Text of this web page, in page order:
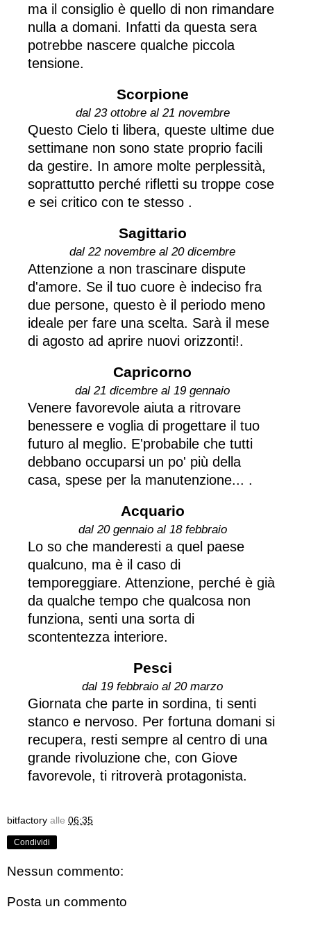
ma il consiglio è quello di non rimandare
nulla a domani. Infatti da questa sera
potrebbe nascere qualche piccola
tensione.
Scorpione
dal 23 ottobre al 21 novembre
Questo Cielo ti libera, queste ultime due
settimane non sono state proprio facili
da gestire. In amore molte perplessità,
soprattutto perché rifletti su troppe cose
e sei critico con te stesso .
Sagittario
dal 22 novembre al 20 dicembre
Attenzione a non trascinare dispute
d'amore. Se il tuo cuore è indeciso fra
due persone, questo è il periodo meno
ideale per fare una scelta. Sarà il mese
di agosto ad aprire nuovi orizzonti!.
Capricorno
dal 21 dicembre al 19 gennaio
Venere favorevole aiuta a ritrovare
benessere e voglia di progettare il tuo
futuro al meglio. E'probabile che tutti
debbano occuparsi un po' più della
casa, spese per la manutenzione... .
Acquario
dal 20 gennaio al 18 febbraio
Lo so che manderesti a quel paese
qualcuno, ma è il caso di
temporeggiare. Attenzione, perché è già
da qualche tempo che qualcosa non
funziona, senti una sorta di
scontentezza interiore.
Pesci
dal 19 febbraio al 20 marzo
Giornata che parte in sordina, ti senti
stanco e nervoso. Per fortuna domani si
recupera, resti sempre al centro di una
grande rivoluzione che, con Giove
favorevole, ti ritroverà protagonista.
bitfactory alle 06:35
Condividi
Nessun commento:
Posta un commento